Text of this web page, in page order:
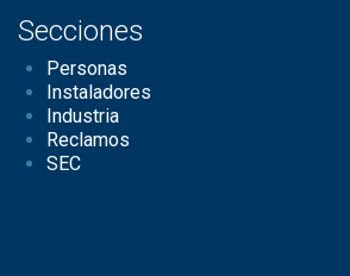
Secciones
Personas
Instaladores
Industria
Reclamos
SEC